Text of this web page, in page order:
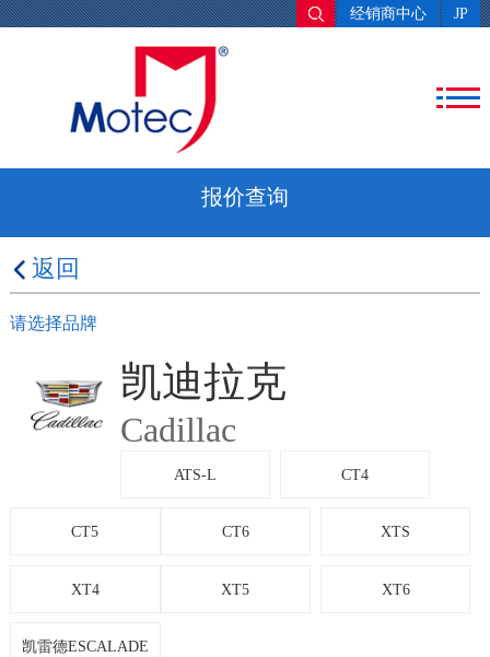
JP
经销商中心
报价查询
返回
请选择品牌
凯迪拉克
Cadillac
ATS-L CT4
CT5 CT6 XTS
XT4 XT5 XT6
凯雷德ESCALADE